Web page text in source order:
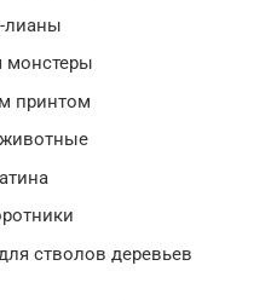
лианы
монстеры
принтом
стволов деревьев